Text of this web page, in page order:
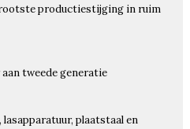
productiestijging in ruim
tweede generatie
plaatstaal en